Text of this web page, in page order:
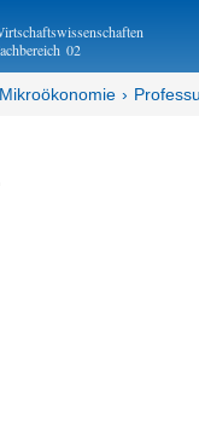
02
Close